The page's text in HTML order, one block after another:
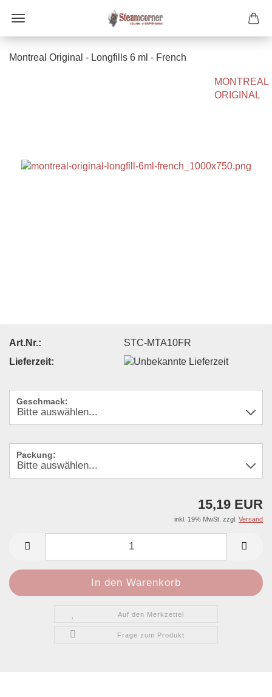
Montreal Original - Longfills 6 ml - French
MONTREAL
ORIGINAL
Art.Nr.:
STC-MTA10FR
Lieferzeit:
Geschmack:
Packung:
15,19 EUR
inkl. 19% MwSt. zzgl. Versand
Auf den Merkzettel
Frage zum Produkt